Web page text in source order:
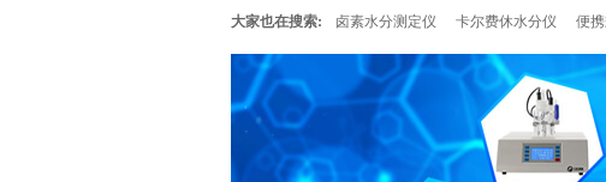
大家也在搜索: 卤素水分测定仪 卡尔费休水分仪 便